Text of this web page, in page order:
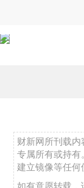
财新网所刊载
专属所有或持有
建立镜像等任何